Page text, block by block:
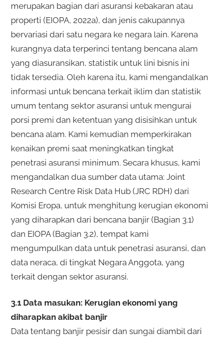
merupakan bagian dari asuransi kebakaran atau
properti (EIOPA, 2022a), dan jenis cakupannya
bervariasi dari satu negara ke negara lain. Karena
kurangnya data terperinci tentang bencana alam
yang diasuransikan, statistik untuk lini bisnis ini
tidak tersedia. Oleh karena itu, kami mengandalkan
informasi untuk bencana terkait iklim dan statistik
umum tentang sektor asuransi untuk mengurai
porsi premi dan ketentuan yang disisihkan untuk
bencana alam. Kami kemudian memperkirakan
kenaikan premi saat meningkatkan tingkat
penetrasi asuransi minimum. Secara khusus, kami
mengandalkan dua sumber data utama: Joint
Research Centre Risk Data Hub (JRC RDH) dari
Komisi Eropa, untuk menghitung kerugian ekonomi
yang diharapkan dari bencana banjir (Bagian 3.1)
dan EIOPA (Bagian 3.2), tempat kami
mengumpulkan data untuk penetrasi asuransi, dan
data neraca, di tingkat Negara Anggota, yang
terkait dengan sektor asuransi.
3.1 Data masukan: Kerugian ekonomi yang
diharapkan akibat banjir
Data tentang banjir pesisir dan sungai diambil dari